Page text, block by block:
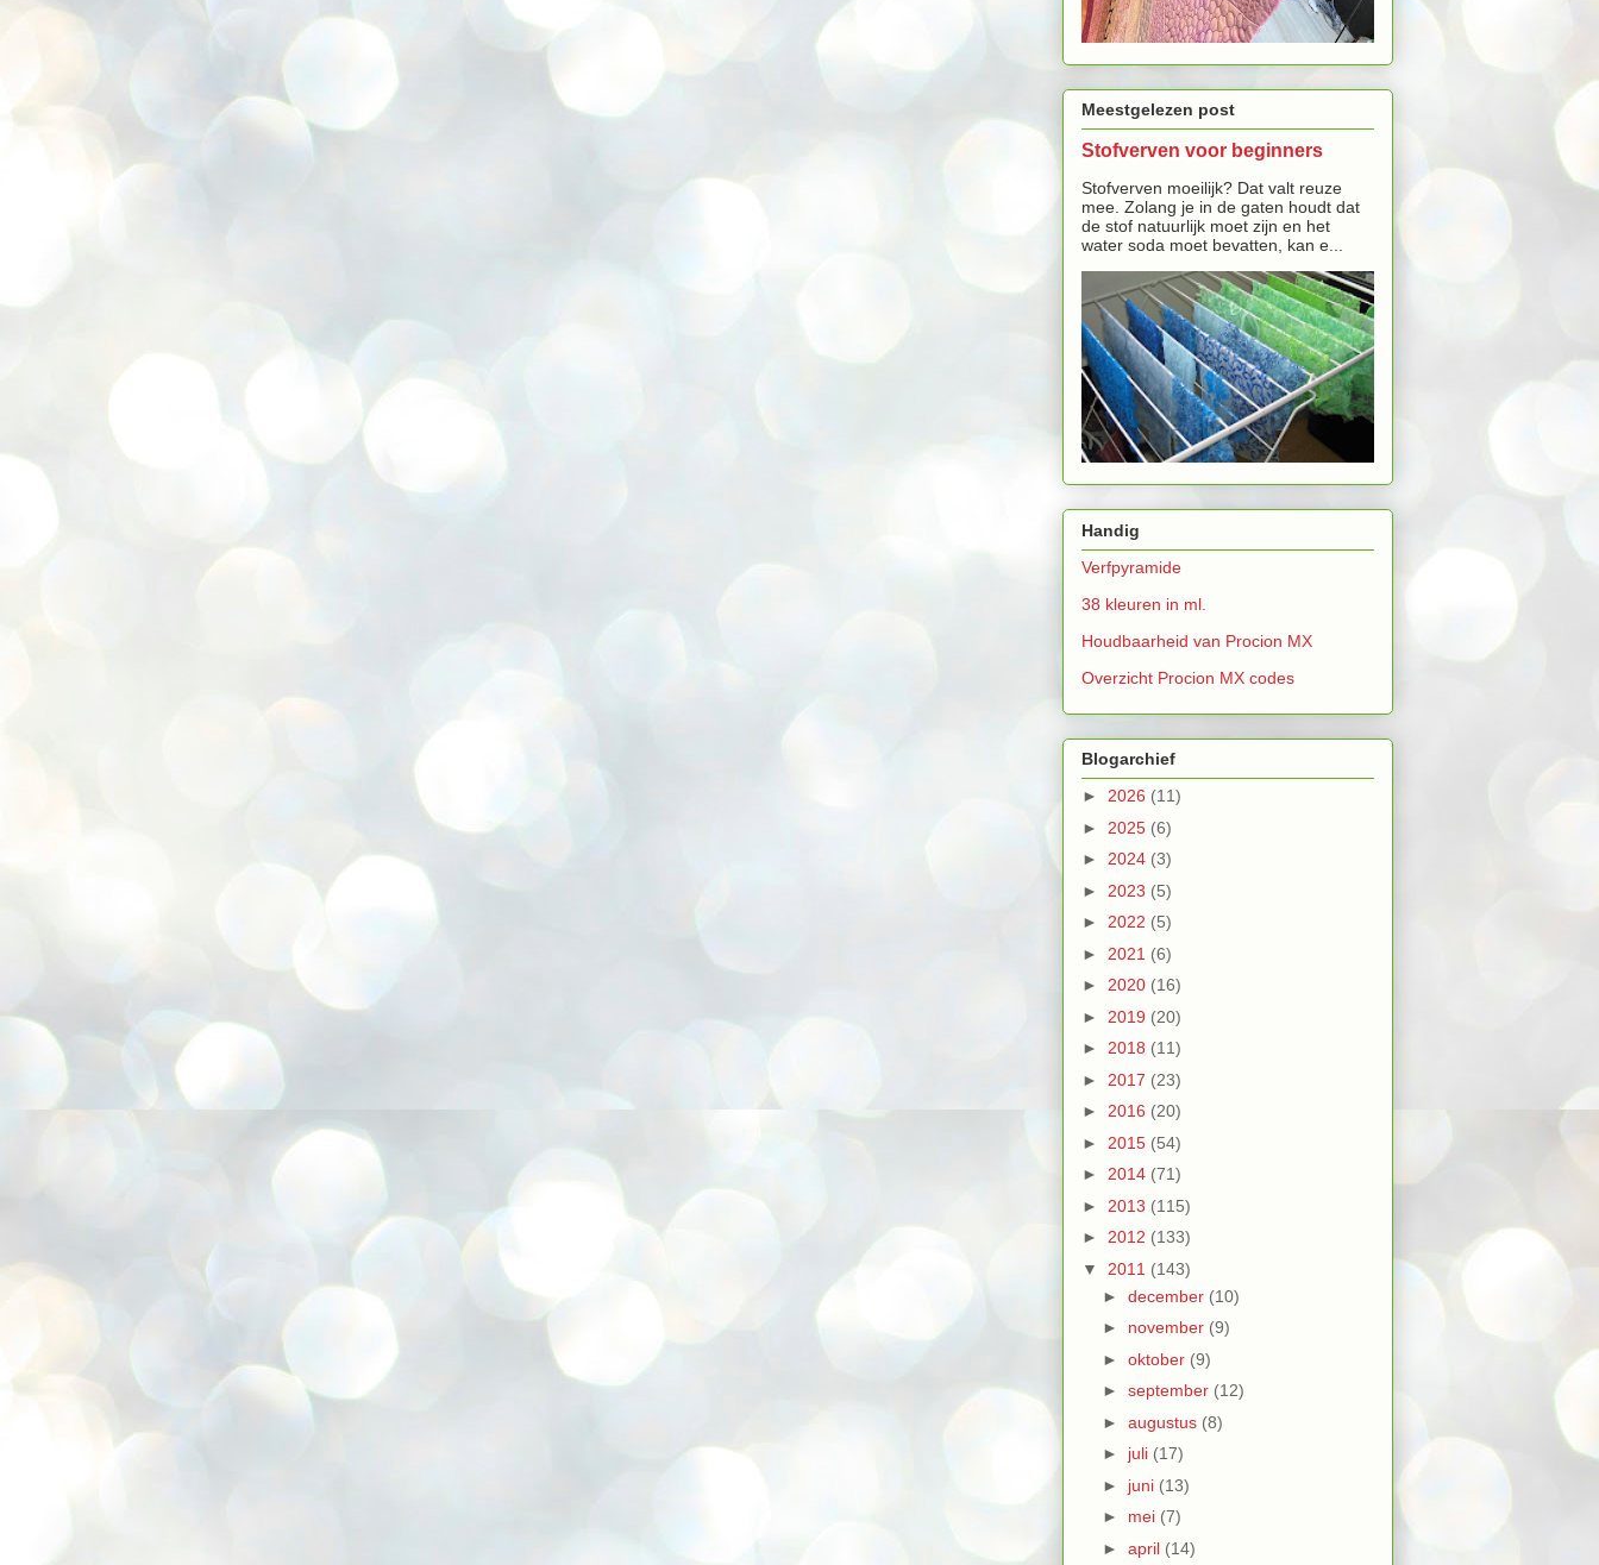
Meestgelezen post
Stofverven voor beginners
Stofverven moeilijk? Dat valt reuze
mee. Zolang je in de gaten houdt dat
de stof natuurlijk moet zijn en het
water soda moet bevatten, kan e...
Handig
Verfpyramide
38 kleuren in ml.
Houdbaarheid van Procion MX
Overzicht Procion MX codes
Blogarchief
► 2026 (11)
► 2025 (6)
► 2024 (3)
► 2023 (5)
► 2022 (5)
► 2021 (6)
► 2020 (16)
► 2019 (20)
► 2018 (11)
► 2017 (23)
► 2016 (20)
► 2015 (54)
► 2014 (71)
► 2013 (115)
► 2012 (133)
▼ 2011 (143)
► december (10)
► november (9)
► oktober (9)
► september (12)
► augustus (8)
► juli (17)
► juni (13)
► mei (7)
► april (14)